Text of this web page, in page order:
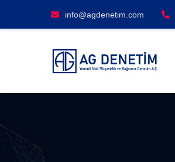
info@agdenetim.com